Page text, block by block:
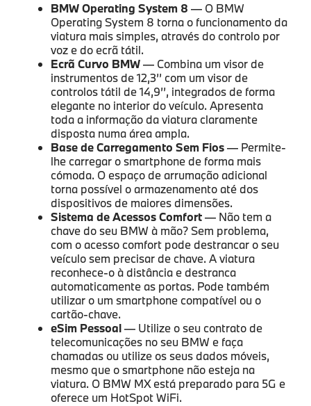
BMW Operating System 8 — O BMW
Operating System 8 torna o funcionamento da
viatura mais simples, através do controlo por
voz e do ecrã tátil.
Ecrã Curvo BMW— Combina um visor de
instrumentos de 12,3’’ com um visor de
controlos tátil de 14,9’’, integrados de forma
elegante no interior do veículo. Apresenta
toda a informação da viatura claramente
disposta numa área ampla.
Base de Carregamento Sem Fios— Permite-
lhe carregar o smartphone de forma mais
cómoda. O espaço de arrumação adicional
torna possível o armazenamento até dos
dispositivos de maiores dimensões.
Sistema de Acessos Comfort— Não tem a
chave do seu BMW à mão? Sem problema,
com o acesso comfort pode destrancar o seu
veículo sem precisar de chave. A viatura
reconhece-o à distância e destranca
automaticamente as portas. Pode também
utilizar o um smartphone compatível ou o
cartão-chave.
eSim Pessoal— Utilize o seu contrato de
telecomunicações no seu BMW e faça
chamadas ou utilize os seus dados móveis,
mesmo que o smartphone não esteja na
viatura. O BMW MX está preparado para 5G e
oferece um HotSpot WiFi.